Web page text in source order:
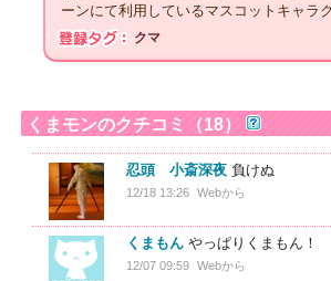
ーンにて利用しているマスコットキャラ
クマ
くまモンのクチコミ（18）
忍頭 小斎深夜 負けぬ
12/18 13:26 Webから
くまもん やっぱりくまもん！
12/07 09:59 Webから